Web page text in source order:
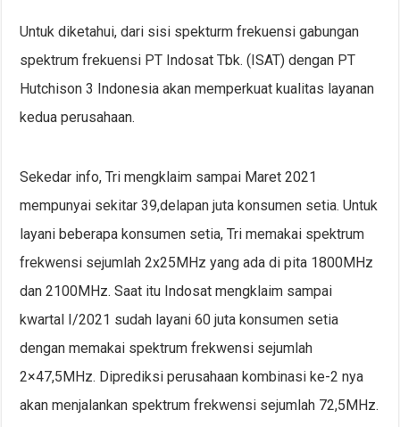
Untuk diketahui, dari sisi spekturm frekuensi gabungan
spektrum frekuensi PT Indosat Tbk. (ISAT) dengan PT
Hutchison 3 Indonesia akan memperkuat kualitas layanan
kedua perusahaan.
Sekedar info, Tri mengklaim sampai Maret 2021
mempunyai sekitar 39,delapan juta konsumen setia. Untuk
layani beberapa konsumen setia, Tri memakai spektrum
frekwensi sejumlah 2x25MHz yang ada di pita 1800MHz
dan 2100MHz. Saat itu Indosat mengklaim sampai
kwartal I/2021 sudah layani 60 juta konsumen setia
dengan memakai spektrum frekwensi sejumlah
2×47,5MHz. Diprediksi perusahaan kombinasi ke-2 nya
akan menjalankan spektrum frekwensi sejumlah 72,5MHz.